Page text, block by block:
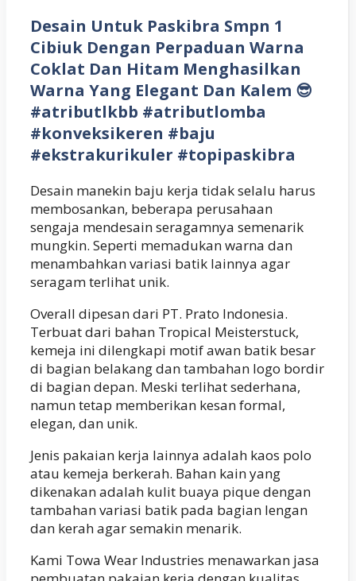
Desain Untuk Paskibra Smpn 1
Cibiuk Dengan Perpaduan Warna
Coklat Dan Hitam Menghasilkan
Warna Yang Elegant Dan Kalem 😎
#atributlkbb #atributlomba
#konveksikeren #baju
#ekstrakurikuler #topipaskibra
Desain manekin baju kerja tidak selalu harus
membosankan, beberapa perusahaan
sengaja mendesain seragamnya semenarik
mungkin. Seperti memadukan warna dan
menambahkan variasi batik lainnya agar
seragam terlihat unik.
Overall dipesan dari PT. Prato Indonesia.
Terbuat dari bahan Tropical Meisterstuck,
kemeja ini dilengkapi motif awan batik besar
di bagian belakang dan tambahan logo bordir
di bagian depan. Meski terlihat sederhana,
namun tetap memberikan kesan formal,
elegan, dan unik.
Jenis pakaian kerja lainnya adalah kaos polo
atau kemeja berkerah. Bahan kain yang
dikenakan adalah kulit buaya pique dengan
tambahan variasi batik pada bagian lengan
dan kerah agar semakin menarik.
Kami Towa Wear Industries menawarkan jasa